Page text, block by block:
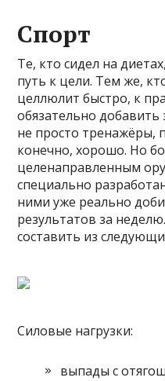
Спорт
Те, кто сидел на
путь к цели. Тем же,
целлюлит быстро, к
обязательно
не просто тренажёры,
конечно, хорошо. Но
целенаправленным
специально
ними уже реально
результатов за
составить из
Силовые нагрузки:
выпады с